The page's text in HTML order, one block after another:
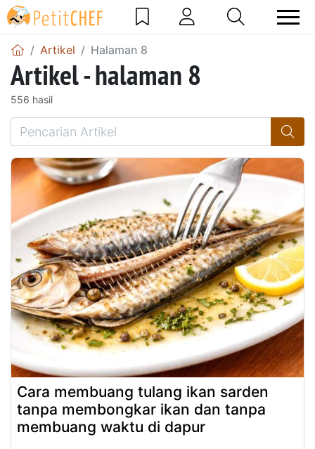
Artikel Halaman 8
Artikel - halaman 8
556 hasil
Cara membuang tulang ikan sarden
tanpa membongkar ikan dan tanpa
membuang waktu di dapur